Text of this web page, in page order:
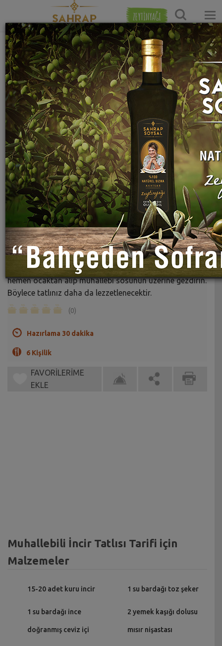
ZEYTİNYAĞI
Ana Sayfa Tatlı Tarifleri
Muhallebili İncir Tatlısı Tarifi
Sahrap Soysal
İsterseniz ½ su bardağı toz şekeri karamelize edin ve
hemen ocaktan alıp muhallebi sosunun üzerine gezdirin.
Böylece tatlınız daha da lezzetlenecektir.
(0)
Hazırlama 30 dakika
6 Kişilik
FAVORİLERİME
EKLE
Muhallebili İncir Tatlısı Tarifi için
Malzemeler
15-20 adet kuru incir
1 su bardağı ince
doğranmış ceviz içi
1 su bardağı toz şeker
2 yemek kaşığı dolusu
mısır nişastası